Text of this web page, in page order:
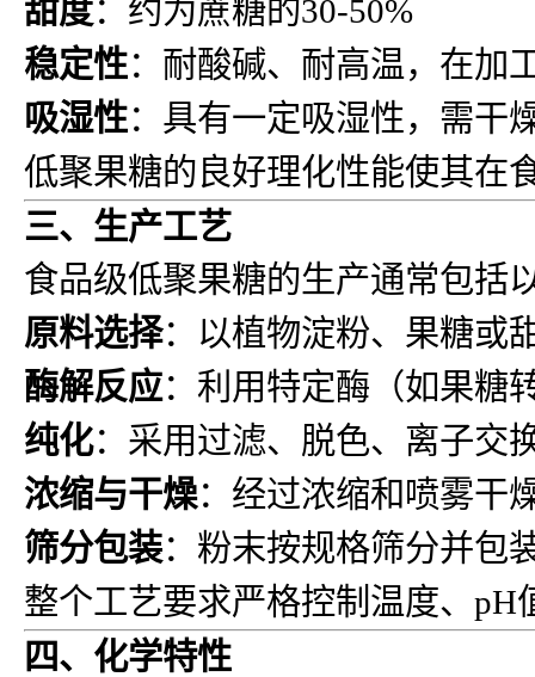
甜度：约为蔗糖的30-50%
稳定性：耐酸碱、耐高温，在加
吸湿性：具有一定吸湿性，需干
低聚果糖的良好理化性能使其在
三、生产工艺
食品级低聚果糖的生产通常包括
原料选择：以植物淀粉、果糖或
酶解反应：利用特定酶（如果糖
纯化：采用过滤、脱色、离子交
浓缩与干燥：经过浓缩和喷雾干
筛分包装：粉末按规格筛分并包
整个工艺要求严格控制温度、
四、化学特性